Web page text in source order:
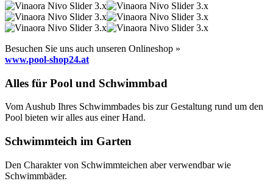
Besuchen Sie uns auch unseren Onlineshop »
www.pool-shop24.at
Alles für Pool und Schwimmbad
Vom Aushub Ihres Schwimmbades bis zur Gestaltung rund um den
Pool bieten wir alles aus einer Hand.
Schwimmteich im Garten
Den Charakter von Schwimmteichen aber verwendbar wie
Schwimmbäder.